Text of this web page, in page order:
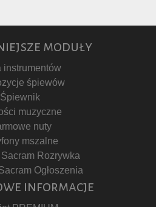
moduły
instrumentów
śpiewów
Śpiewnik
muzyczne
nuty
mszalne
Rozrywka
Ogłoszenia
informacje